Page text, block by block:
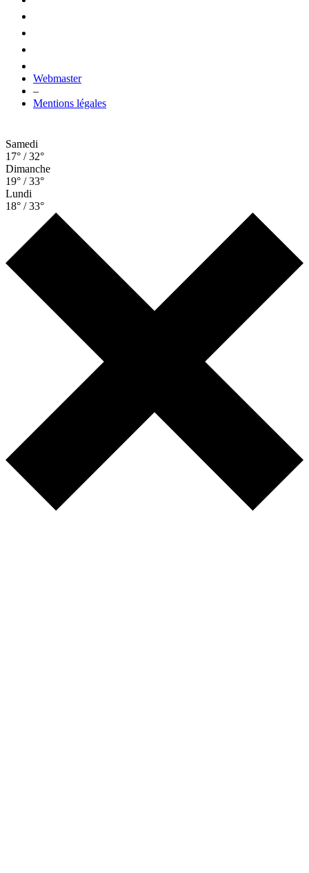
Webmaster
–
Mentions légales
Samedi
17° / 32°
Dimanche
19° / 33°
Lundi
18° / 33°